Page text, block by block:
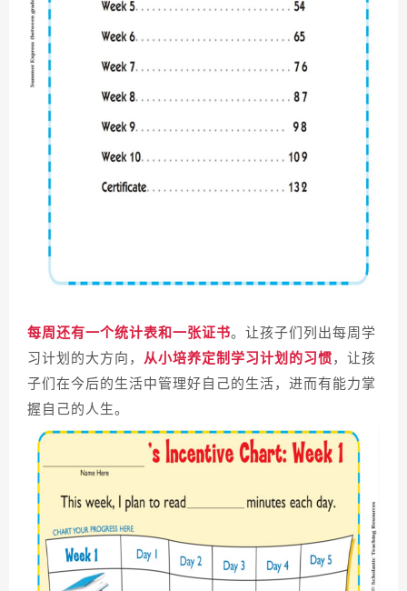
每周还有一个统计表和一张证书。让孩子们列出每周学
习计划的大方向， 从小培养定制学习计划的习惯，让孩
子们在今后的生活中管理好自己的生活，进而有能力掌
握自己的人生。